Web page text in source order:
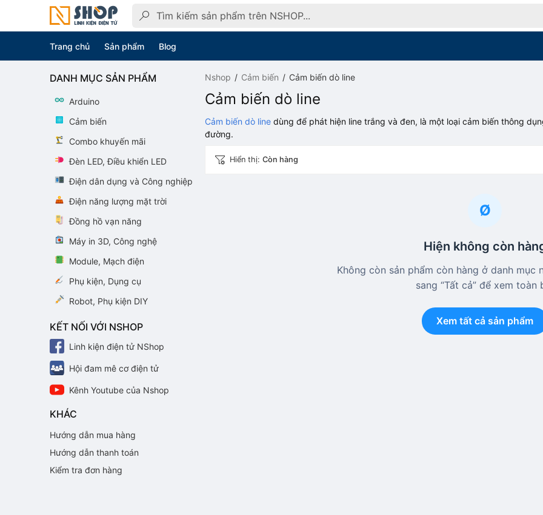
Trang chủ Sản phẩm Blog
Nshop Cảm biến Cảm biến dò line
Cảm biến dò line
Cảm biến dò line dùng để phát hiện line trắng và đen, là một loại cảm biến thông
đường.
Hiển thị: Còn hàng
Ø
Hiện không còn
Không còn sản phẩm còn hàng ở danh mục
sang “Tất cả” để xem toàn
Xem tất cả sản phẩm
DANH MỤC SẢN PHẨM
Arduino
Cảm biến
Combo khuyến mãi
Đèn LED, Điều khiển LED
Điện dân dụng và Công nghiệp
Điện năng lượng mặt trời
Đồng hồ vạn năng
Máy in 3D, Công nghệ
Module, Mạch điện
Phụ kiện, Dụng cụ
Robot, Phụ kiện DIY
KẾT NỐI VỚI NSHOP
Linh kiện điện tử NShop
Hội đam mê cơ điện tử
Kênh Youtube của Nshop
KHÁC
Hướng dẫn mua hàng
Hướng dẫn thanh toán
Kiểm tra đơn hàng